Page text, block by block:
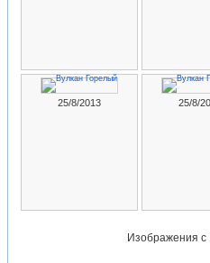
25/8/2013 25/8/
Изображения с